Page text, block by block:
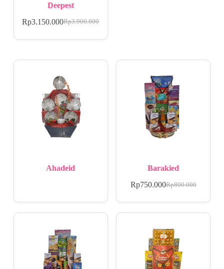
Deepest
Rp3.900.000
Rp3.150.000
Ahadeid Barakied
Rp800.000
Rp750.000